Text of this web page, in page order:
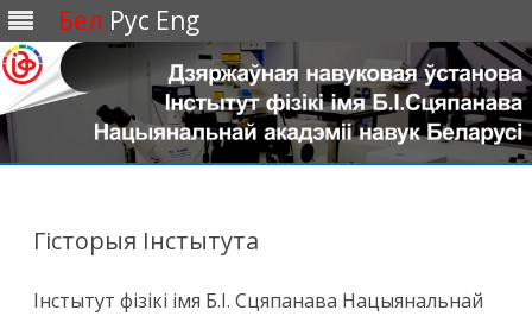
Бел Рус Eng
Гісторыя Інстытута
Інстытут фізікі імя Б.І. Сцяпанава Нацыянальнай